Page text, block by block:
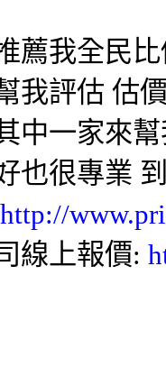
薦我全民
我評估 估
中一家來
也很專業
http://
線上報價: